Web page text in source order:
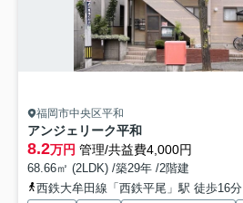
福岡市中央区平和
アンジェリーク平和
8.2万円 管理/共益費4,000円
68.66㎡ (2LDK) /築29年 /2階建
西鉄大牟田線「西鉄平尾」駅 徒歩16分